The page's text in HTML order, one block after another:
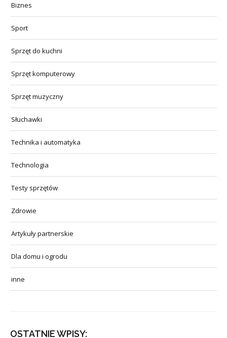
Biznes
Sport
Sprzęt do kuchni
Sprzęt komputerowy
Sprzęt muzyczny
Słuchawki
Technika i automatyka
Technologia
Testy sprzętów
Zdrowie
Artykuły partnerskie
Dla domu i ogrodu
inne
OSTATNIE WPISY: